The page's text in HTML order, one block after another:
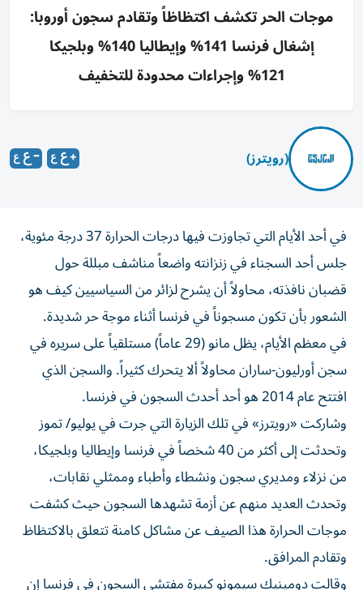
موجات الحر تكشف اكتظاظاً وتقادم سجون أوروبا:
إشغال فرنسا 141% وإيطاليا 140% وبلجيكا
121% وإجراءات محدودة للتخفيف
(رويترز)
في أحد الأيام التي تجاوزت فيها درجات الحرارة 37 درجة مئوية،
جلس أحد السجناء في زنزانته واضعاً مناشف مبللة حول
قضبان نافذته، محاولاً أن يشرح ‌لزائر من السياسيين كيف هو
الشعور بأن تكون مسجوناً في فرنسا أثناء موجة ​حر شديدة.
في ⁠معظم الأيام، يظل مانو (29 عاماً) مستلقياً على سريره ‌في
سجن أورليون-ساران محاولاً ألا ‌يتحرك كثيراً. والسجن الذي
افتتح عام 2014 هو أحد أحدث السجون في فرنسا.
وشاركت «رويترز» في تلك الزيارة التي جرت في يوليو/ تموز
وتحدثت إلى أكثر من 40 ‌شخصاً في فرنسا وإيطاليا وبلجيكا،
من نزلاء ومديري سجون ونشطاء وأطباء وممثلي نقابات،
⁠وتحدث العديد منهم عن أزمة تشهدها السجون حيث كشفت
موجات الحرارة هذا الصيف عن مشاكل كامنة تتعلق بالاكتظاظ
وتقادم المرافق.
وقالت دومينيك سيمونو كبيرة مفتشي السجون في فرنسا إن